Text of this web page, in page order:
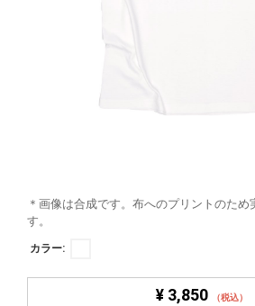
＊画像は合成です。布へのプリントのため
す。
カラー:
¥ 3,850 （税込）